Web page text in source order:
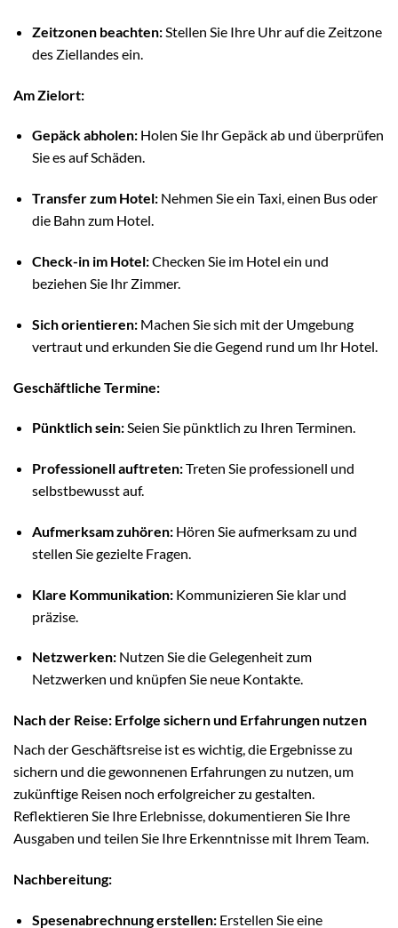
Zeitzonen beachten:Stellen Sie Ihre Uhr auf die Zeitzone
des Ziellandes ein.
Am Zielort:
Gepäck abholen:Holen Sie Ihr Gepäck ab und überprüfen
Sie es auf Schäden.
Transfer zum Hotel:Nehmen Sie ein Taxi, einen Bus oder
die Bahn zum Hotel.
Check-in im Hotel:Checken Sie im Hotel ein und
beziehen Sie Ihr Zimmer.
Sich orientieren:Machen Sie sich mit der Umgebung
vertraut und erkunden Sie die Gegend rund um Ihr Hotel.
Geschäftliche Termine:
Pünktlich sein:Seien Sie pünktlich zu Ihren Terminen.
Professionell auftreten:Treten Sie professionell und
selbstbewusst auf.
Aufmerksam zuhören:Hören Sie aufmerksam zu und
stellen Sie gezielte Fragen.
Klare Kommunikation:Kommunizieren Sie klar und
präzise.
Netzwerken:Nutzen Sie die Gelegenheit zum
Netzwerken und knüpfen Sie neue Kontakte.
Nach der Reise: Erfolge sichern und Erfahrungen nutzen
Nach der Geschäftsreise ist es wichtig, die Ergebnisse zu
sichern und die gewonnenen Erfahrungen zu nutzen, um
zukünftige Reisen noch erfolgreicher zu gestalten.
Reflektieren Sie Ihre Erlebnisse, dokumentieren Sie Ihre
Ausgaben und teilen Sie Ihre Erkenntnisse mit Ihrem Team.
Nachbereitung:
Spesenabrechnung erstellen:Erstellen Sie eine